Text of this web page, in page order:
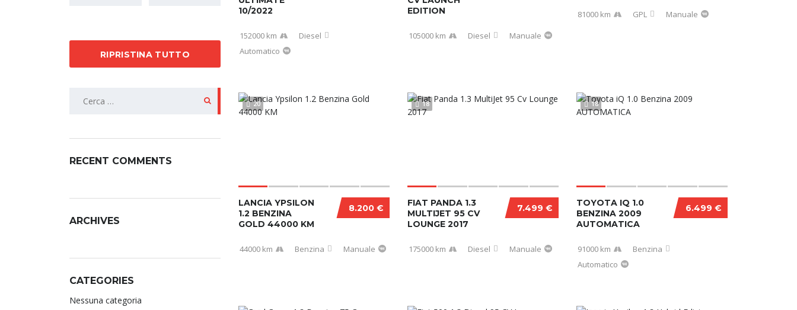
RIPRISTINA TUTTO
RECENT COMMENTS
ARCHIVES
CATEGORIES
Nessuna categoria
10/2022
152000 km
Diesel
Automatico
EDITION
105000 km Diesel Manuale
81000 km GPL Manuale
20
8.200 €
LANCIA YPSILON
1.2 BENZINA
GOLD 44000 KM
44000 km Benzina Manuale
18
7.499 €
FIAT PANDA 1.3
MULTIJET 95 CV
LOUNGE 2017
175000 km Diesel Manuale
18
6.499 €
TOYOTA IQ 1.0
BENZINA 2009
AUTOMATICA
91000 km
Benzina
Automatico